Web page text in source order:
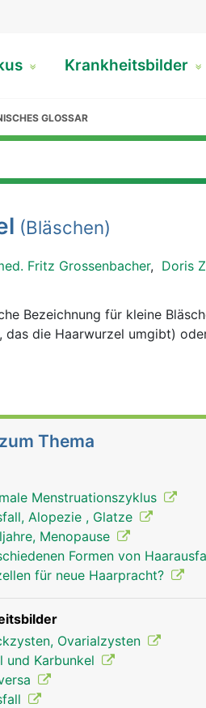
Krankheitsbilder
GLOSSAR
(Bläschen)
Fritz Grossenbacher, Doris
Bezeichnung für kleine
das die Haarwurzel umgibt)
Thema
Menstruationszyklus
Alopezie , Glatze
Menopause
Formen von
für neue Haarpracht?
Ovarialzysten
und Karbunkel